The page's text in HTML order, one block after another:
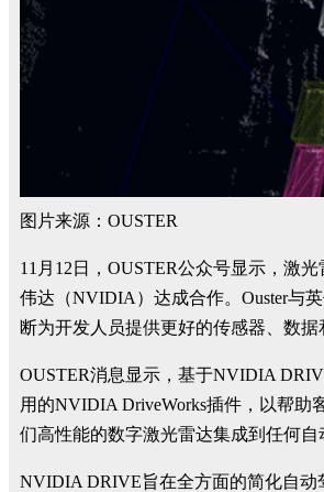
图片来源：OUSTER
11月12日，OUSTER公众号显示，激光
伟达（NVIDIA）达成合作。Ouster与
断为开发人员提供更好的传感器、数据
OUSTER消息显示，基于NVIDIA
用的NVIDIA DriveWorks插件，以帮助
们高性能的数字激光雷达集成到任何自
NVIDIA DRIVE旨在全方面的简化自动